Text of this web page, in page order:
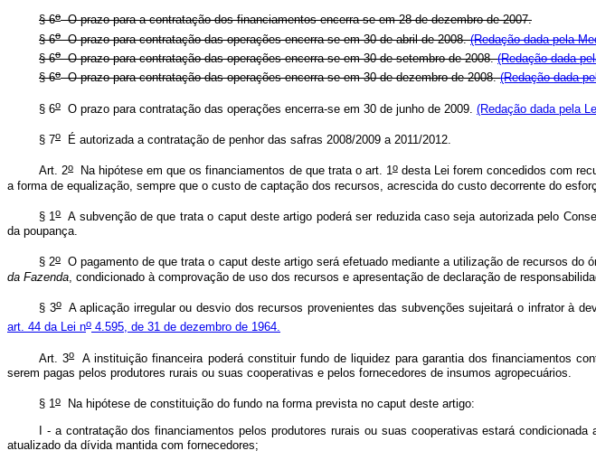
§ 6oO prazo para a contratação dos financiamentos encerra-se em 28 de dezembro de 2007.
§ 6oO prazo para contratação das operações encerra-se em 30 de abril de 2008.(Redação dada pela
§ 6oO prazo para contratação das operações encerra-se em 30 de setembro de 2008.(Redação dada
§ 6oO prazo para contratação das operações encerra-se em 30 de dezembro de 2008.(Redação dada
§ 6o O prazo para contratação das operações encerra-se em 30 de junho de 2009. (Redação dada pela
§ 7o É autorizada a contratação de penhor das safras 2008/2009 a 2011/2012.
Art. 2o Na hipótese em que os financiamentos de que trata o art. 1odesta Lei forem concedidos com
a forma de equalização, sempre que o custo de captação dos recursos, acrescida do custo decorrente do
§ 1oA subvenção de que trata o caputdeste artigo poderá ser reduzida caso seja autorizada pelo
da poupança.
§ 2o O pagamento de que trata o caputdeste artigo será efetuado mediante a utilização de recursos do
da Fazenda , condicionado à comprovação de uso dos recursos e apresentação de declaração de
§ 3oA aplicação irregular ou desvio dos recursos provenientes das subvenções sujeitará o infrator à
art. 44 da Lei no 4.595, de 31 de dezembro de 1964.
Art. 3o A instituição financeira poderá constituir fundo de liquidez para garantia dos financiamentos
serem pagas pelos produtores rurais ou suas cooperativas e pelos fornecedores de insumos agropecuários.
§ 1o Na hipótese de constituição do fundo na forma prevista no caput deste artigo:
I - a contratação dos financiamentos pelos produtores rurais ou suas cooperativas estará
atualizado da dívida mantida com fornecedores;